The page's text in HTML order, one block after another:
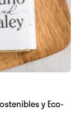
y Eco-